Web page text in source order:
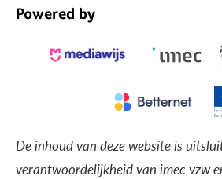
Powered by
De inhoud van deze website is
verantwoordelijkheid van imec vzw